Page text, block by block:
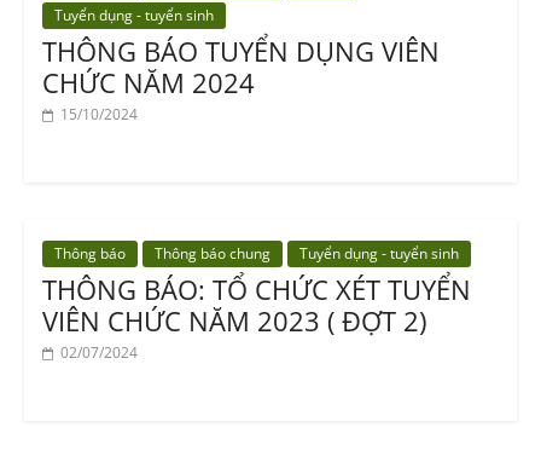
Tuyển dụng - tuyển sinh
THÔNG BÁO TUYỂN DỤNG VIÊN
CHỨC NĂM 2024
15/10/2024
Thông báo Thông báo chung Tuyển dụng - tuyển sinh
THÔNG BÁO: TỔ CHỨC XÉT TUYỂN
VIÊN CHỨC NĂM 2023 ( ĐỢT 2)
02/07/2024